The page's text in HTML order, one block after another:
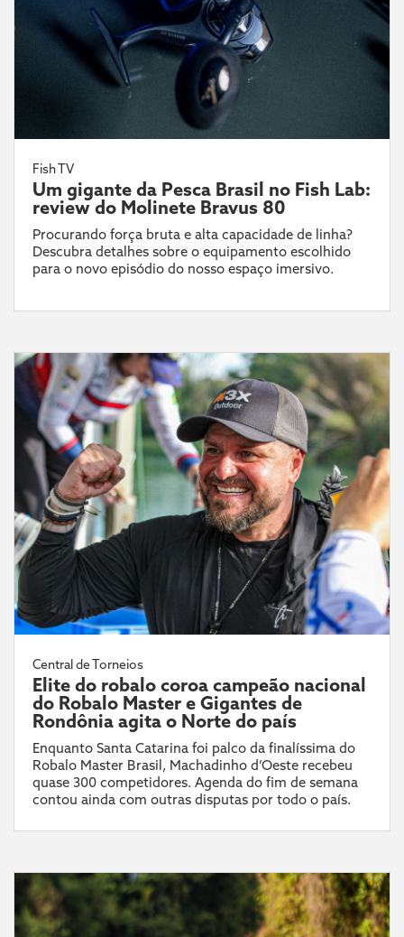
Fish TV
Um gigante da Pesca Brasil no Fish Lab:
review do Molinete Bravus 80
Procurando força bruta e alta capacidade de linha?
Descubra detalhes sobre o equipamento escolhido
para o novo episódio do nosso espaço imersivo.
Central de Torneios
Elite do robalo coroa campeão nacional
do Robalo Master e Gigantes de
Rondônia agita o Norte do país
Enquanto Santa Catarina foi palco da finalíssima do
Robalo Master Brasil, Machadinho d’Oeste recebeu
quase 300 competidores. Agenda do fim de semana
contou ainda com outras disputas por todo o país.